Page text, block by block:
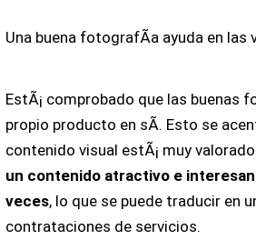
Una buena fotografÃ­a ayuda en las
EstÃ¡ comprobado que las buenas
propio producto en sÃ­. Esto se
contenido visual estÃ¡ muy
un contenido atractivo e
veces, lo que se puede traducir en
contrataciones de servicios.